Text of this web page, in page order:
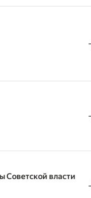
Советской власти